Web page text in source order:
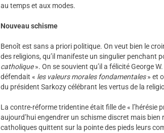
au temps et aux modes.
Nouveau schisme
Benoît est sans a priori politique. On veut bien le
des religions, qu’il manifeste un singulier penchant
catholique». On se souvient qu’il a félicité George
défendait « les valeurs morales fondamentales» et
du président Sarkozy célébrant les vertus de la
La contre-réforme tridentine était fille de «
aujourd’hui engendrer un schisme discret mais bien
catholiques quittent sur la pointe des pieds leurs